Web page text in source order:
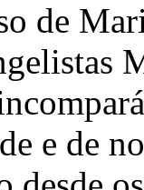
de
e de